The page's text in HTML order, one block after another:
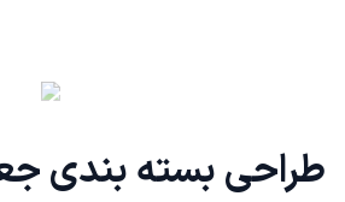
طراحی بسته بندی